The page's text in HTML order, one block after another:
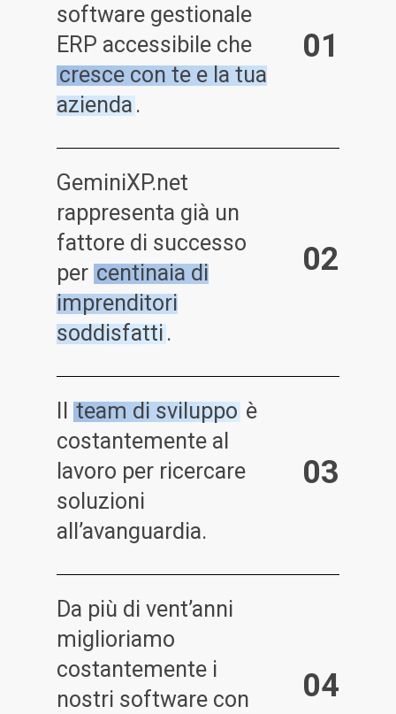
software gestionale
ERP accessibile che
cresce con te e la tua
azienda .
01
GeminiXP.net
rappresenta già un
fattore di successo
per centinaia di
imprenditori
soddisfatti .
02
team di sviluppo è
costantemente al
lavoro per ricercare
soluzioni
all’avanguardia.
03
Da più di vent’anni
miglioriamo
costantemente i
nostri software con
04